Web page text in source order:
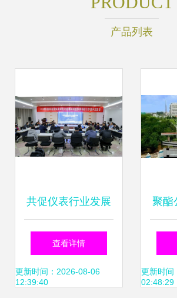
产品列表
共促仪表行业发展
2020年国家联盟仪
表评价工作技术交
查看详情
更新时间：2026-08-06
12:39:40
聚酯
区
技术
更新时间
02:48:29